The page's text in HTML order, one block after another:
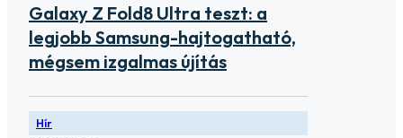
Galaxy Z Fold8 Ultra teszt: a
legjobb Samsung-hajtogatható,
mégsem izgalmas újítás
Hír